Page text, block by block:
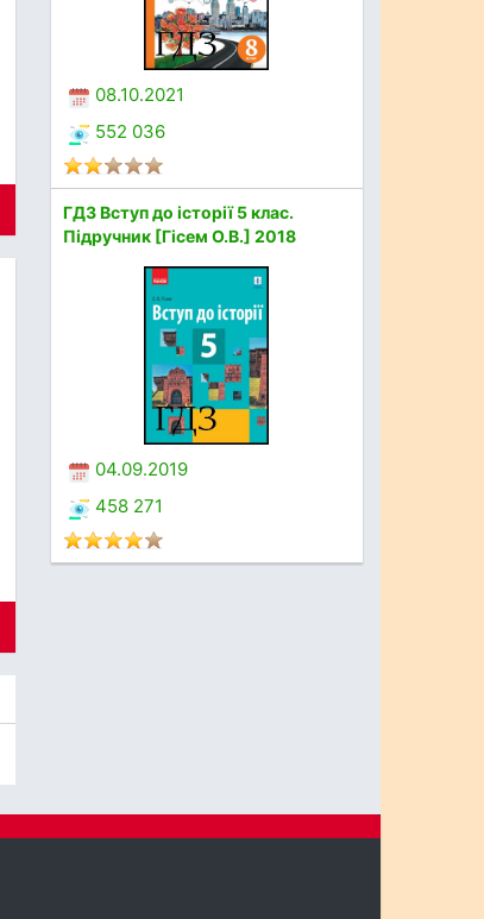
08.10.2021
552 036
ГДЗ Вступ до історії 5 клас.
Підручник [Гісем О.В.] 2018
04.09.2019
458 271